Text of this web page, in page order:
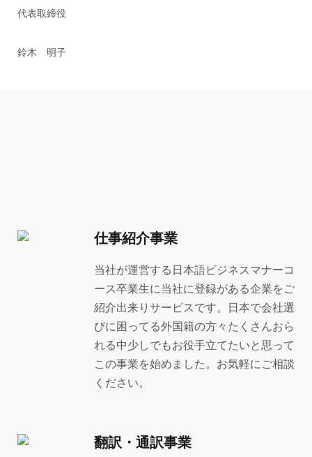
代表取締役
鈴木 明子
仕事紹介事業
当社が運営する日本語ビジネスマナーコ
ース卒業生に当社に登録がある企業をご
紹介出来りサービスです。日本で会社選
びに困ってる外国籍の方々たくさんおら
れる中少しでもお役手立てたいと思って
この事業を始めました。お気軽にご相談
ください。
翻訳・通訳事業